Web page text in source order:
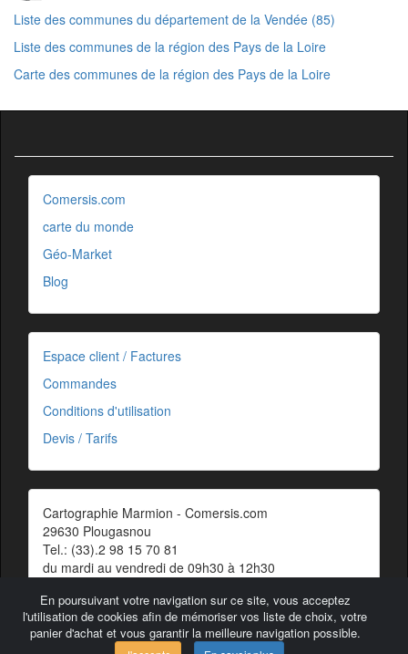
Liste des communes du département de la Vendée (85)
Liste des communes de la région des Pays de la Loire
Carte des communes de la région des Pays de la Loire
En poursuivant votre navigation sur ce site, vous acceptez
l'utilisation de cookies afin de mémoriser vos liste de choix, votre
panier d'achat et vous garantir la meilleure navigation possible.
Comersis.com
carte du monde
Géo-Market
Blog
Espace client / Factures
Commandes
Conditions d'utilisation
Devis / Tarifs
Cartographie Marmion - Comersis.com
29630 Plougasnou
Tel.: (33).2 98 15 70 81
du mardi au vendredi de 09h30 à 12h30
Contact